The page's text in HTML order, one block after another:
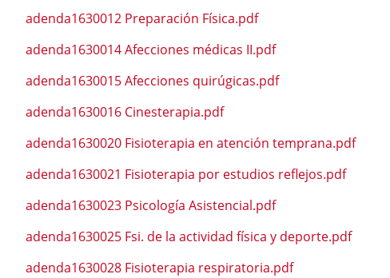
adenda1630012 Preparación Física.pdf
adenda1630014 Afecciones médicas II.pdf
adenda1630015 Afecciones quirúgicas.pdf
adenda1630016 Cinesterapia.pdf
adenda1630020 Fisioterapia en atención temprana.pdf
adenda1630021 Fisioterapia por estudios reflejos.pdf
adenda1630023 Psicología Asistencial.pdf
adenda1630025 Fsi. de la actividad física y deporte.pdf
adenda1630028 Fisioterapia respiratoria.pdf